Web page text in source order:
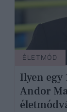
ÉLETMÓD
Ilyen egy
Andor